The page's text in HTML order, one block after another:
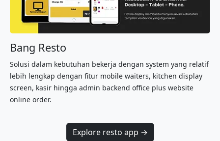
Bang Resto
Solusi dalam kebutuhan bekerja dengan system yang relatif
lebih lengkap dengan fitur mobile waiters, kitchen display
screen, kasir hingga admin backend office plus website
online order.
Explore resto app →